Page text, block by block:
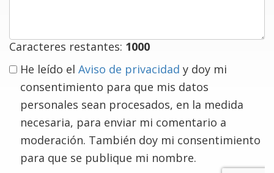
Caracteres restantes: 1000
He leído el Aviso de privacidad y doy mi
consentimiento para que mis datos
personales sean procesados, en la medida
necesaria, para enviar mi comentario a
moderación. También doy mi consentimiento
para que se publique mi nombre.